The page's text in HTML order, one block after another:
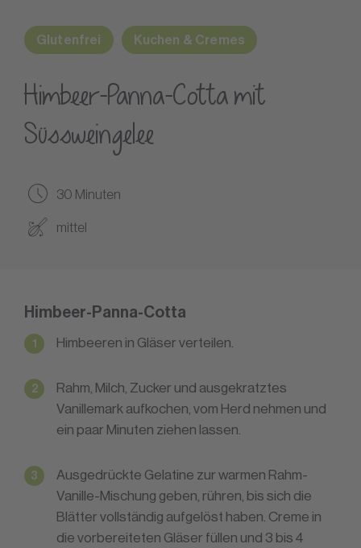
Glutenfrei Kuchen & Cremes
Himbeer-Panna-Cotta mit
Süssweingelee
30 Minuten
mittel
Himbeer-Panna-Cotta
Himbeeren in Gläser verteilen.
Rahm, Milch, Zucker und ausgekratztes
Vanillemark aufkochen, vom Herd nehmen und
ein paar Minuten ziehen lassen.
Ausgedrückte Gelatine zur warmen Rahm-
Vanille-Mischung geben, rühren, bis sich die
Blätter vollständig aufgelöst haben. Creme in
die vorbereiteten Gläser füllen und 3 bis 4